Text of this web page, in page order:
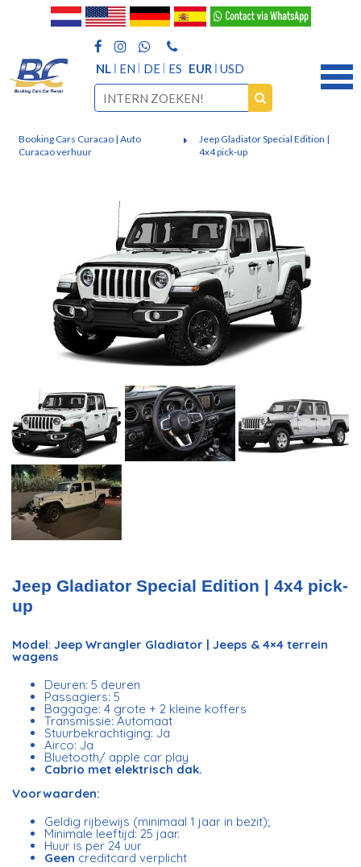
NL EN DE ES EUR USD
Booking Cars Curacao | Auto
Curacao verhuur
Jeep Gladiator Special Edition |
4x4 pick-up
Jeep Gladiator Special Edition | 4x4 pick-
up
Model:Jeep Wrangler Gladiator | Jeeps & 4×4 terrein
wagens
Deuren: 5 deuren
Passagiers: 5
Baggage: 4 grote + 2 kleine koffers
Transmissie: Automaat
Stuurbekrachtiging: Ja
Airco: Ja
Bluetooth/ apple car play
Cabrio met elektrisch dak.
Voorwaarden:
Geldig rijbewijs (minimaal 1 jaar in bezit);
Minimale leeftijd: 25 jaar.
Huur is per 24 uur
Geen creditcard verplicht